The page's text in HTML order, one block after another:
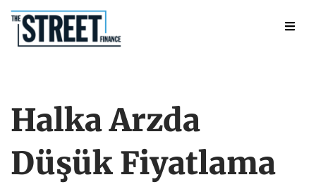
Halka Arzda
Düşük Fiyatlama